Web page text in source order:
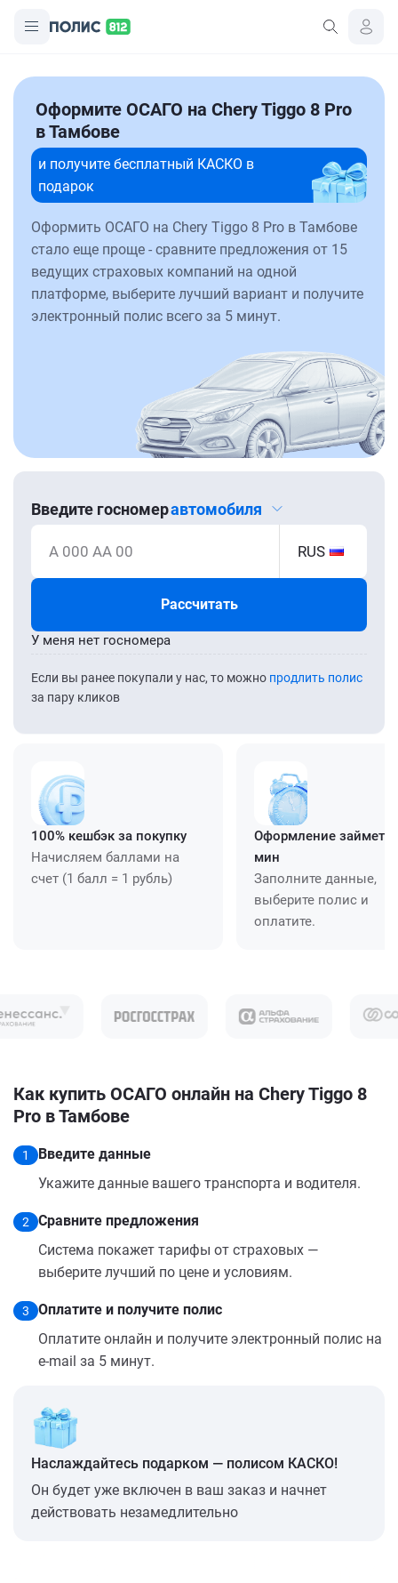
Оформите ОСАГО на Chery Tiggo 8 Pro
в Тамбове
и получите бесплатный КАСКО в
подарок
Оформить ОСАГО на Chery Tiggo 8 Pro в Тамбове
стало еще проще - сравните предложения от 15
ведущих страховых компаний на одной
платформе, выберите лучший вариант и получите
электронный полис всего за 5 минут.
Введите госномеравтомобиля
А 000 АА 00 RUS
Рассчитать
Если вы ранее покупали у нас, то можно продлить полис
за пару кликов
У меня нет госномера
100% кешбэк за покупку
Начисляем баллами на
счет (1 балл = 1 рубль)
Оформление займет
мин
Заполните данные,
выберите полис и
оплатите.
Как купить ОСАГО онлайн на Chery Tiggo 8
Pro в Тамбове
1
Введите данные
Укажите данные вашего транспорта и водителя.
2
Сравните предложения
Система покажет тарифы от страховых —
выберите лучший по цене и условиям.
3
Оплатите и получите полис
Оплатите онлайн и получите электронный полис на
e-mail за 5 минут.
Наслаждайтесь подарком — полисом КАСКО!
Он будет уже включен в ваш заказ и начнет
действовать незамедлительно